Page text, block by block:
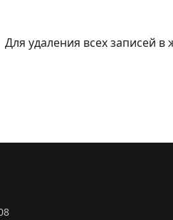
Для удаления всех записей